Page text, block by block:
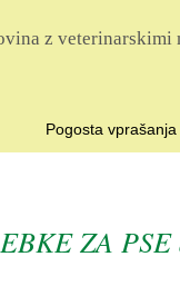
z
Pogosta vprašanja
ZA PSE